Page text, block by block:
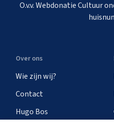
O.v.v. Webdonatie Cultuur
Over ons
Wie zijn wij?
Contact
Hugo Bos